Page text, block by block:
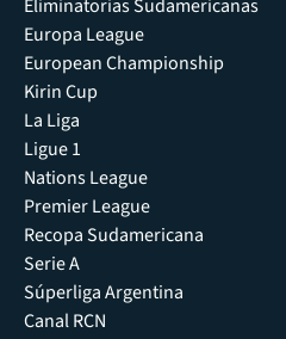
Eliminatorias Sudamericanas
Europa League
European Championship
Kirin Cup
La Liga
Ligue 1
Nations League
Premier League
Recopa Sudamericana
Serie A
Súperliga Argentina
Canal RCN